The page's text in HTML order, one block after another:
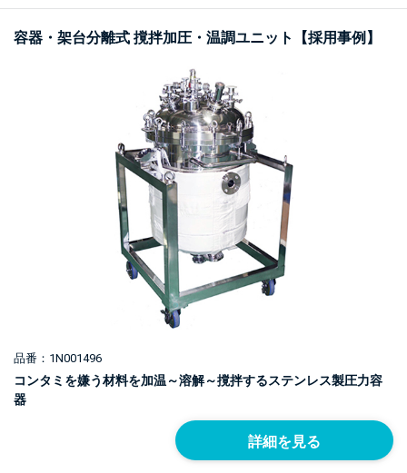
容器・架台分離式 撹拌加圧・温調ユニット【採用事例】
品番：1N001496
コンタミを嫌う材料を加温～溶解～撹拌するステンレス製圧力容
器
詳細を見る